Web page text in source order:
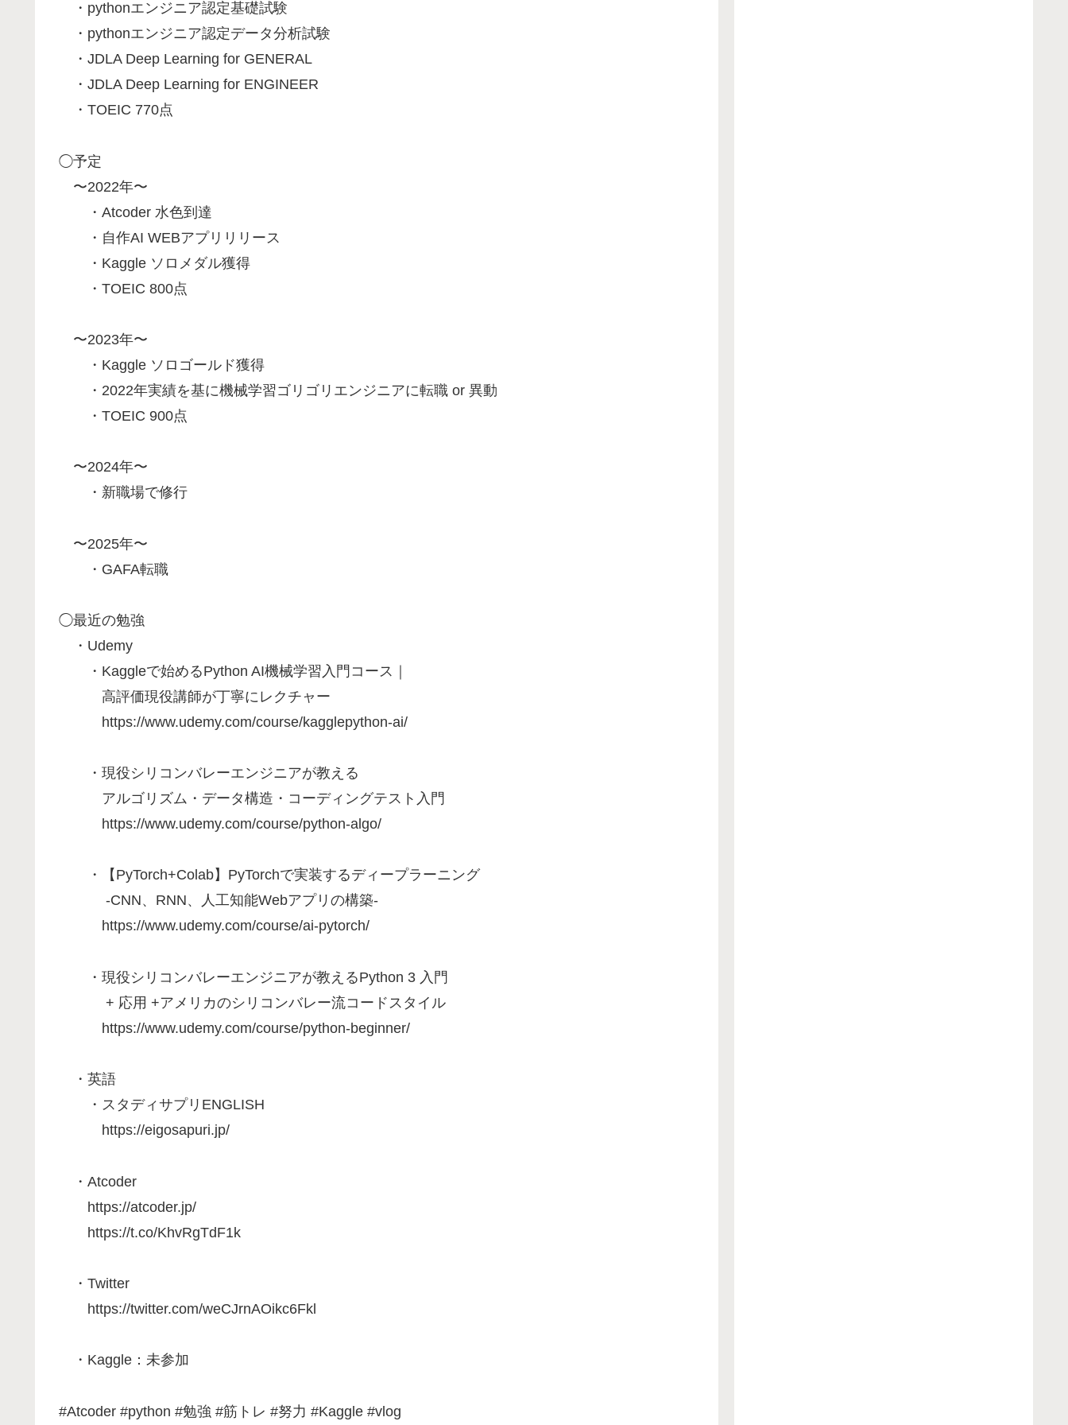
・pythonエンジニア認定基礎試験
・pythonエンジニア認定データ分析試験
・JDLA Deep Learning for GENERAL
・JDLA Deep Learning for ENGINEER
・TOEIC 770点
◯予定
〜2022年〜
・Atcoder 水色到達
・自作AI WEBアプリリリース
・Kaggle ソロメダル獲得
・TOEIC 800点
〜2023年〜
・Kaggle ソロゴールド獲得
・2022年実績を基に機械学習ゴリゴリエンジニアに転職 or 異動
・TOEIC 900点
〜2024年〜
・新職場で修行
〜2025年〜
・GAFA転職
◯最近の勉強
・Udemy
・Kaggleで始めるPython AI機械学習入門コース｜
高評価現役講師が丁寧にレクチャー
https://www.udemy.com/course/kagglepython-ai/
・現役シリコンバレーエンジニアが教える
アルゴリズム・データ構造・コーディングテスト入門
https://www.udemy.com/course/python-algo/
・【PyTorch+Colab】PyTorchで実装するディープラーニング
-CNN、RNN、人工知能Webアプリの構築-
https://www.udemy.com/course/ai-pytorch/
・現役シリコンバレーエンジニアが教えるPython 3 入門
+ 応用 +アメリカのシリコンバレー流コードスタイル
https://www.udemy.com/course/python-beginner/
・英語
・スタディサプリENGLISH
https://eigosapuri.jp/
・Atcoder
https://atcoder.jp/
https://t.co/KhvRgTdF1k
・Twitter
https://twitter.com/weCJrnAOikc6Fkl
・Kaggle：未参加
#Atcoder #python #勉強 #筋トレ #努力 #Kaggle #vlog